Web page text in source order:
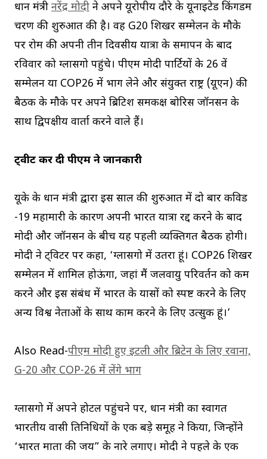
प्रधान मंत्री नरेंद्र मोदी ने अपने यूरोपीय दौरे के यूनाइटेड किंगडम
चरण की शुरुआत की है। वह G20 शिखर सम्मेलन के मौके
पर रोम की अपनी तीन दिवसीय यात्रा के समापन के बाद
रविवार को ग्लासगो पहुंचे। पीएम मोदी पार्टियों के 26 वें
सम्मेलन या COP26 में भाग लेने और संयुक्त राष्ट्र (यूएन) की
बैठक के मौके पर अपने ब्रिटिश समकक्ष बोरिस जॉनसन के
साथ द्विपक्षीय वार्ता करने वाले हैं।
ट्वीट कर दी पीएम ने जानकारी
यूके के प्रधान मंत्री द्वारा इस साल की शुरुआत में दो बार कविड
-19 महामारी के कारण अपनी भारत यात्रा रद्द करने के बाद
मोदी और जॉनसन के बीच यह पहली व्यक्तिगत बैठक होगी।
मोदी ने ट्विटर पर कहा, ‘ग्लासगो में उतरा हूं। COP26 शिखर
सम्मेलन में शामिल होऊंगा, जहां मैं जलवायु परिवर्तन को कम
करने और इस संबंध में भारत के प्रयासों को स्पष्ट करने के लिए
अन्य विश्व नेताओं के साथ काम करने के लिए उत्सुक हूं।’
Also Read-पीएम मोदी हुए इटली और ब्रिटेन के लिए रवाना,
G-20 और COP-26 में लेंगे भाग
ग्लासगो में अपने होटल पहुंचने पर, प्रधान मंत्री का स्वागत
भारतीय प्रवासी प्रतिनिधियों के एक बड़े समूह ने किया, जिन्होंने
‘भारत माता की जय” के नारे लगाए। मोदी ने पहले के एक